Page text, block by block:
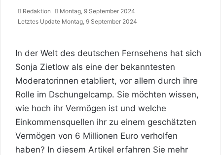
Redaktion
Montag, 9 September 2024
Letztes Update Montag, 9 September 2024
In der Welt des deutschen Fernsehens hat sich
Sonja Zietlow als eine der bekanntesten
Moderatorinnen etabliert, vor allem durch ihre
Rolle im Dschungelcamp. Sie möchten wissen,
wie hoch ihr Vermögen ist und welche
Einkommensquellen ihr zu einem geschätzten
Vermögen von 6 Millionen Euro verholfen
haben? In diesem Artikel erfahren Sie mehr